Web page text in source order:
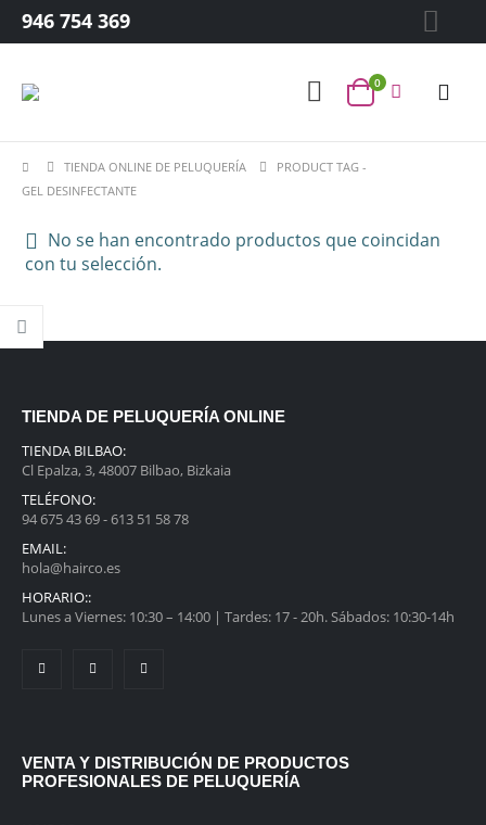
946 754 369
0
TIENDA ONLINE DE PELUQUERÍA
PRODUCT TAG -
GEL DESINFECTANTE
No se han encontrado productos que coincidan
con tu selección.
TIENDA DE PELUQUERÍA ONLINE
TIENDA BILBAO:
Cl Epalza, 3, 48007 Bilbao, Bizkaia
TELÉFONO:
94 675 43 69 - 613 51 58 78
EMAIL:
hola@hairco.es
HORARIO::
Lunes a Viernes: 10:30 – 14:00 | Tardes: 17 - 20h. Sábados: 10:30-14h
VENTA Y DISTRIBUCIÓN DE PRODUCTOS
PROFESIONALES DE PELUQUERÍA